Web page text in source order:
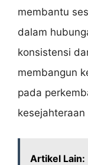
membantu
dalam
konsistensi
membangun
pada
Artikel Lain: